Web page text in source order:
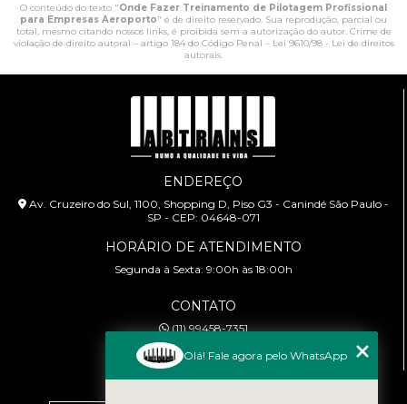
O conteúdo do texto "Onde Fazer Treinamento de Pilotagem Profissional
para Empresas Aeroporto" é de direito reservado. Sua reprodução, parcial ou
total, mesmo citando nossos links, é proibida sem a autorização do autor. Crime de
violação de direito autoral – artigo 184 do Código Penal – Lei 9610/98 - Lei de direitos
autorais
ENDEREÇO
Av. Cruzeiro do Sul, 1100, Shopping D, Piso G3 - Canindé São Paulo -
SP - CEP: 04648-071
HORÁRIO DE ATENDIMENTO
Segunda à Sexta: 9:00h às 18:00h
CONTATO
(11) 99458-7351
cursoabtrans@gmail.com
Olá! Fale agora pelo WhatsApp